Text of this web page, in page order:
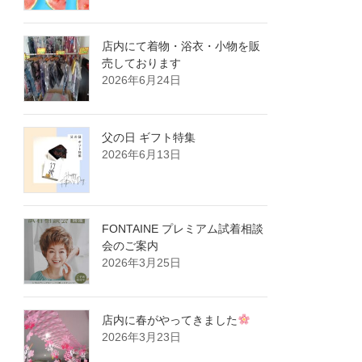
店内にて着物・浴衣・小物を販
売しております
2026年6月24日
父の日 ギフト特集
2026年6月13日
FONTAINE プレミアム試着相談
会のご案内
2026年3月25日
店内に春がやってきました
2026年3月23日